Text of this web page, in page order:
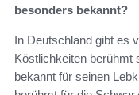
besonders bekannt?
In Deutschland gibt es
Köstlichkeiten berühmt
bekannt für seinen